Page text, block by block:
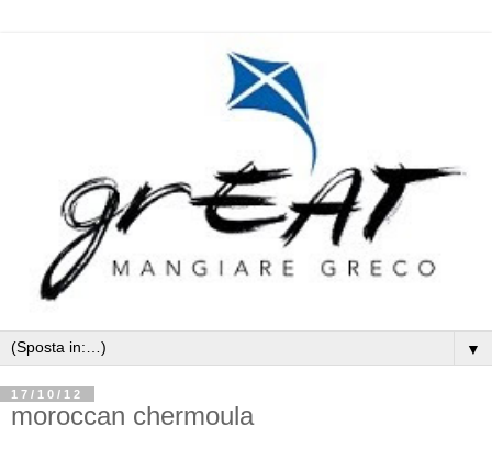
▼
17/10/12
moroccan chermoula